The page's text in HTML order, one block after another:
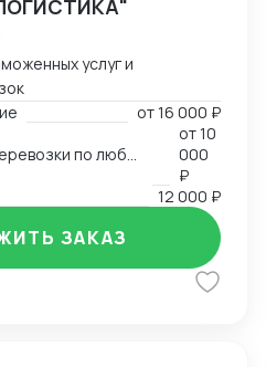
услуг и
от16 000 ₽
Международные грузоперевозки по любым маршрутам и любыми видами транспорта
от10
000
₽
12 000 ₽
ЗАКАЗ